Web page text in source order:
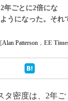
年ごとに2倍にな
うになった。それ
[Alan Patterson ， EE
タ密度は、2年ご